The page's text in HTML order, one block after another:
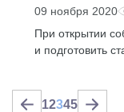
09 ноября 2020
При открытии
и подготовить
12345